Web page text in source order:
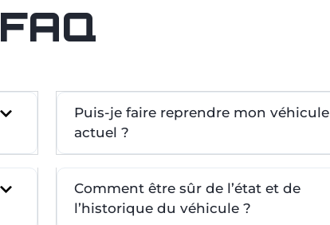
FAQ
Puis-je faire reprendre mon véhicule
actuel ?
Comment être sûr de l’état et de
l’historique du véhicule ?